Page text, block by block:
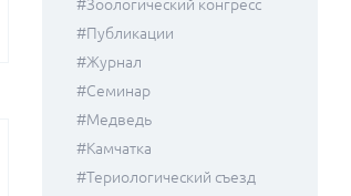
#зоологический конгресс
#публикации
#журнал
#семинар
#медведь
#камчатка
#Териологический съезд